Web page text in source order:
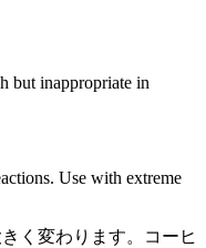
but inappropriate in
Use with extreme
く変わります。コーヒ